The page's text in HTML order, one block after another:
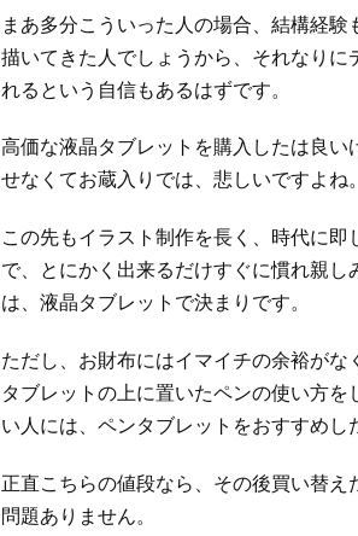
まあ多分こういった人の場合、結構経験
描いてきた人でしょうから、それなりに
れるという自信もあるはずです。
高価な液晶タブレットを購入したは良い
せなくてお蔵入りでは、悲しいですよね。
この先もイラスト制作を長く、時代に即
で、とにかく出来るだけすぐに慣れ親し
は、液晶タブレットで決まりです。
ただし、お財布にはイマイチの余裕がな
タブレットの上に置いたペンの使い方を
い人には、ペンタブレットをおすすめし
正直こちらの値段なら、その後買い替え
問題ありません。